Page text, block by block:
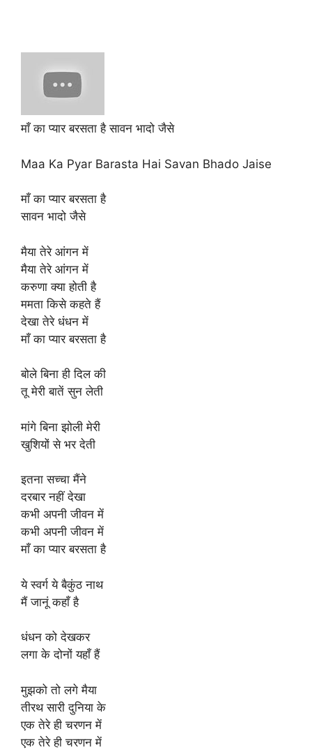
माँ का प्यार बरसता है सावन भादो जैसे
Maa Ka Pyar Barasta Hai Savan Bhado Jaise
माँ का प्यार बरसता है
सावन भादो जैसे
मैया तेरे आंगन में
मैया तेरे आंगन में
करुणा क्या होती है
ममता किसे कहते हैं
देखा तेरे धंधन में
माँ का प्यार बरसता है
बोले बिना ही दिल की
तू मेरी बातें सुन लेती
मांगे बिना झोली मेरी
खुशियों से भर देती
इतना सच्चा मैंने
दरबार नहीं देखा
कभी अपनी जीवन में
कभी अपनी जीवन में
माँ का प्यार बरसता है
ये स्वर्ग ये बैकुंठ नाथ
मैं जानूं कहाँ है
धंधन को देखकर
लगा के दोनों यहाँ हैं
मुझको तो लगे मैया
तीरथ सारी दुनिया के
एक तेरे ही चरणन में
एक तेरे ही चरणन में